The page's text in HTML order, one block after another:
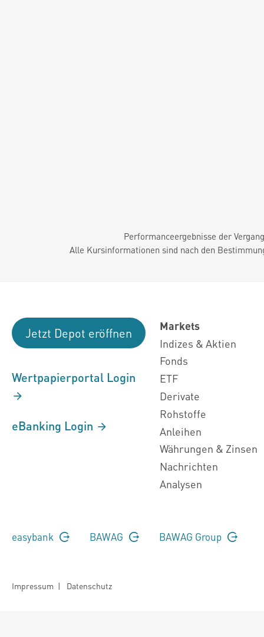
Performanceergebnisse der
Alle Kursinformationen sind nach den
Jetzt Depot eröffnen
Wertpapierportal Login
eBanking Login
Markets
Indizes & Aktien
Fonds
ETF
Derivate
Rohstoffe
Anleihen
Währungen & Zinsen
Nachrichten
Analysen
easybank BAWAG BAWAG Group
Impressum | Datenschutz